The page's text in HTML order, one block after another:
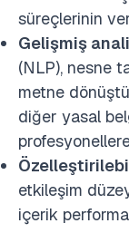
süreçlerinin
Gelişmiş
(NLP), nesne
metne
diğer yasal
etkileşim
içerik